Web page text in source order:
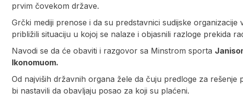
prvim čovekom države.
Grčki mediji prenose i da su predstavnici sudijske
približili situaciju u kojoj se nalaze i objasnili razloge prekida
Navodi se da će obaviti i razgovor sa Minstrom sporta
Ikonomuom.
Od najviših državnih organa žele da čuju predloge za
bi nastavili da obavljaju posao za koji su plaćeni.